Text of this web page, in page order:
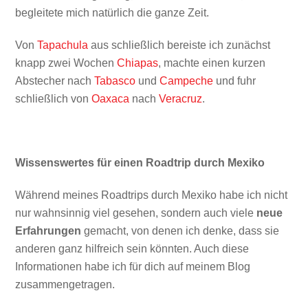
begleitete mich natürlich die ganze Zeit.
VonTapachula aus schließlich bereiste ich zunächst
knapp zwei WochenChiapas, machte einen kurzen
Abstecher nachTabasco undCampeche und fuhr
schließlich vonOaxaca nachVeracruz.
Wissenswertes für einen Roadtrip durch Mexiko
Während meines Roadtrips durch Mexiko habe ich nicht
nur wahnsinnig viel gesehen, sondern auch viele neue
Erfahrungengemacht, von denen ich denke, dass sie
anderen ganz hilfreich sein könnten. Auch diese
Informationen habe ich für dich auf meinem Blog
zusammengetragen.